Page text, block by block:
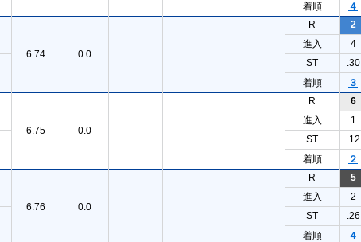
着順
４
6.74
0.0
R
2
進入
4
ST
.30
着順
３
6.75
0.0
R
6
進入
1
ST
.12
着順
２
6.76
0.0
R
5
進入
2
ST
.26
着順
４